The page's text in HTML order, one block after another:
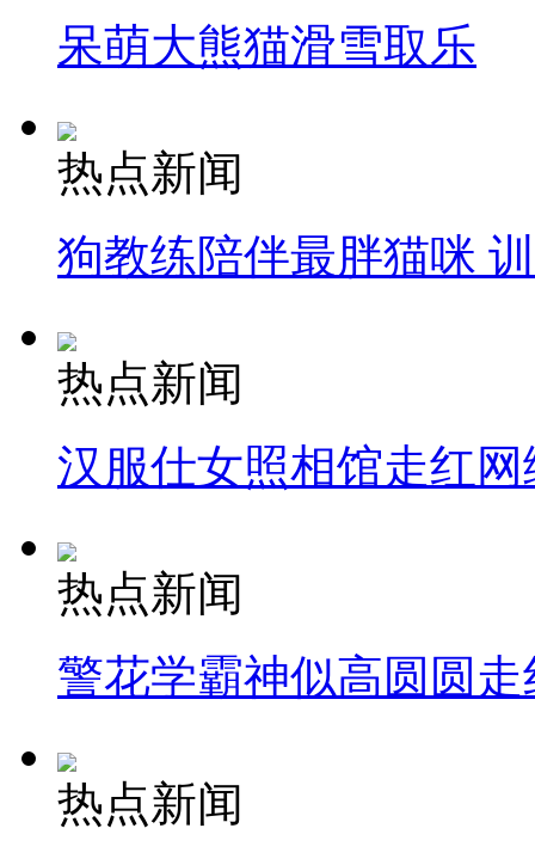
呆萌大熊猫滑雪取乐
热点新闻
狗教练陪伴最胖猫咪
热点新闻
汉服仕女照相馆走红网
热点新闻
警花学霸神似高圆圆走
热点新闻